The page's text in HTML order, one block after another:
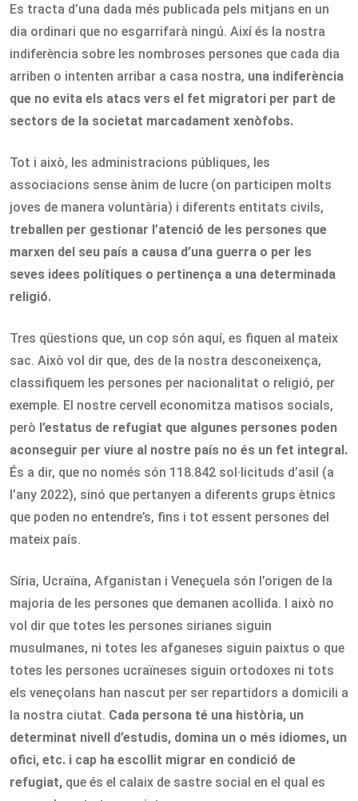
Es tracta d’una dada més publicada pels mitjans en un
dia ordinari que no esgarrifarà ningú. Així és la nostra
indiferència sobre les nombroses persones que cada dia
arriben o intenten arribar a casa nostra, una indiferència
que no evita els atacs vers el fet migratori per part de
sectors de la societat marcadament xenòfobs.
Tot i això, les administracions públiques, les
associacions sense ànim de lucre (on participen molts
joves de manera voluntària) i diferents entitats civils,
treballen per gestionar l’atenció de les persones que
marxen del seu país a causa d’una guerra o per les
seves idees polítiques o pertinença a una determinada
religió.
Tres qüestions que, un cop són aquí, es fiquen al mateix
sac. Això vol dir que, des de la nostra desconeixença,
classifiquem les persones per nacionalitat o religió, per
exemple. El nostre cervell economitza matisos socials,
però l’estatus de refugiat que algunes persones poden
aconseguir per viure al nostre país no és un fet integral.
És a dir, que no només són 118.842 sol·licituds d’asil (a
l’any 2022), sinó que pertanyen a diferents grups ètnics
que poden no entendre’s, fins i tot essent persones del
mateix país.
Síria, Ucraïna, Afganistan i Veneçuela són l’origen de la
majoria de les persones que demanen acollida. I això no
vol dir que totes les persones sirianes siguin
musulmanes, ni totes les afganeses siguin paixtus o que
totes les persones ucraïneses siguin ortodoxes ni tots
els veneçolans han nascut per ser repartidors a domicili a
la nostra ciutat. Cada persona té una història, un
determinat nivell d’estudis, domina un o més idiomes, un
ofici, etc. i cap ha escollit migrar en condició de
refugiat, que és el calaix de sastre social en el qual es